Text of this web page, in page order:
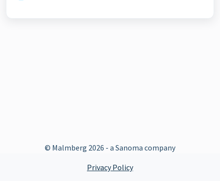
© Malmberg 2026 - a Sanoma company
Privacy Policy